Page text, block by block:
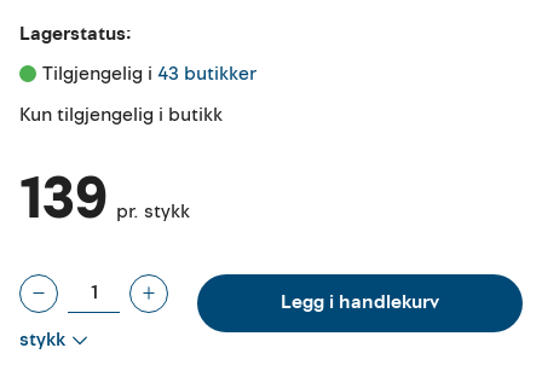
Lagerstatus:
Tilgjengelig i 43 butikker
Kun tilgjengelig i butikk
139 pr. stykk
stykk
Legg i handlekurv